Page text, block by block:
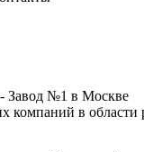
- Завод №1 в Москве
компаний в области